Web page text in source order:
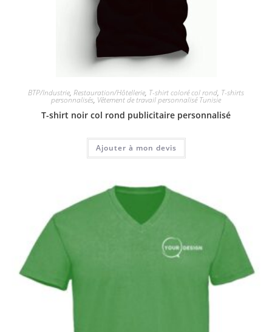
BTP/Industrie, Restauration/Hôtellerie, T-shirt coloré col rond, T-shirts
personnalisés, Vêtement de travail personnalisé Tunisie
T-shirt noir col rond publicitaire personnalisé
Ajouter à mon devis